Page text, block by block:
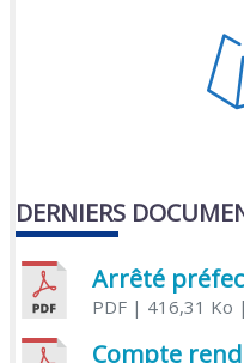
DERNIERS
PDF| 416,31 Ko